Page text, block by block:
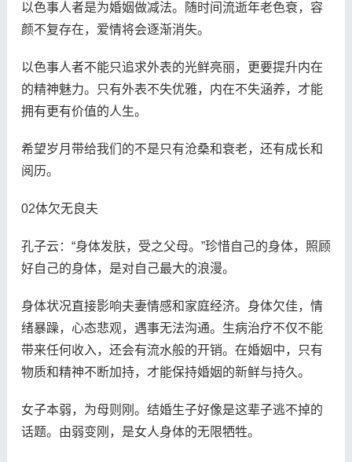
以色事人者是为婚姻做减法。随时间流逝年老色衰，容
颜不复存在，爱情将会逐渐消失。
以色事人者不能只追求外表的光鲜亮丽，更要提升内在
的精神魅力。只有外表不失优雅，内在不失涵养，才能
拥有更有价值的人生。
希望岁月带给我们的不是只有沧桑和衰老，还有成长和
阅历。
02体欠无良夫
孔子云：“身体发肤，受之父母。”珍惜自己的身体，照顾
好自己的身体，是对自己最大的浪漫。
身体状况直接影响夫妻情感和家庭经济。身体欠佳，情
绪暴躁，心态悲观，遇事无法沟通。生病治疗不仅不能
带来任何收入，还会有流水般的开销。在婚姻中，只有
物质和精神不断加持，才能保持婚姻的新鲜与持久。
女子本弱，为母则刚。结婚生子好像是这辈子逃不掉的
话题。由弱变刚，是女人身体的无限牺牲。